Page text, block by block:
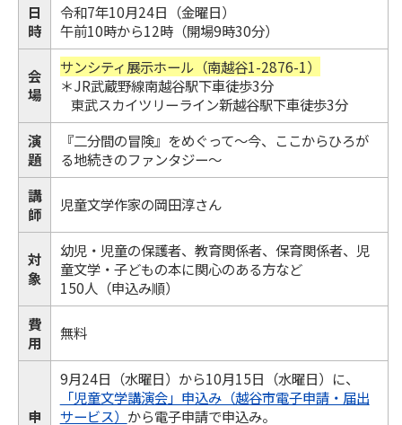
日
時
令和7年10月24日（金曜日）
午前10時から12時（開場9時30分）
会
場
サンシティ展示ホール（南越谷1-2876-1）
＊JR武蔵野線南越谷駅下車徒歩3分
東武スカイツリーライン新越谷駅下車徒歩3分
演
題
『二分間の冒険』をめぐって～今、ここからひろが
る地続きのファンタジー～
講
師
児童文学作家の岡田淳さん
対
象
幼児・児童の保護者、教育関係者、保育関係者、児
童文学・子どもの本に関心のある方など
150人（申込み順）
費
用
無料
申
9月24日（水曜日）から10月15日（水曜日）に、
「児童文学講演会」申込み（越谷市電子申請・届出
サービス） から電子申請で申込み。